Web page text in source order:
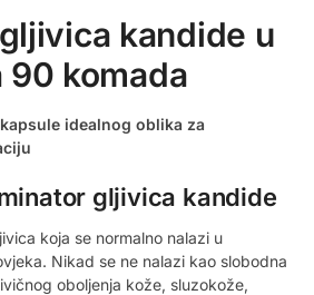
kandide u
90 komada
idealnog oblika za
gljivica kandide
koja se normalno nalazi u
Nikad se ne nalazi kao slobodna
oboljenja kože, sluzokože,